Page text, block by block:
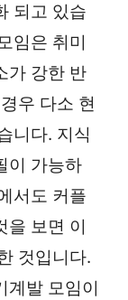
되고 있습
임은 취미
가 강한 반
우 다소 현
니다. 지식
이 가능하
서도 커플
을 보면 이
것입니다.
계발 모임이